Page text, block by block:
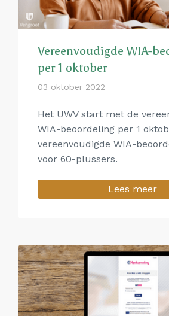
Vereenvoudigde WIA-
per 1 oktober
03 oktober 2022
Het UWV start met de
WIA-beoordeling per 1
vereenvoudigde WIA-
voor 60-plussers.
Lees meer